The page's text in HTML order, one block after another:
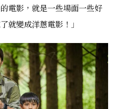
電影，就是一些場面一些好
就變成洋蔥電影！」